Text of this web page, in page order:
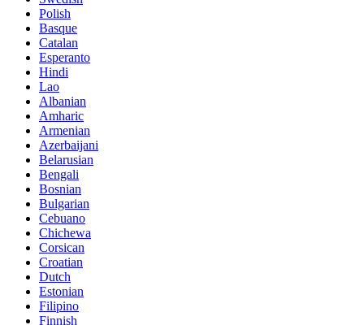
Polish
Basque
Catalan
Esperanto
Hindi
Lao
Albanian
Amharic
Armenian
Azerbaijani
Belarusian
Bengali
Bosnian
Bulgarian
Cebuano
Chichewa
Corsican
Croatian
Dutch
Estonian
Filipino
Finnish